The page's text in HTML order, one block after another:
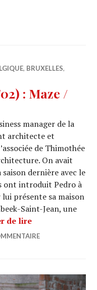
, BRUXELLES,
: Maze /
manager de la
architecte et
de Thimothée
On avait
dernière avec le
ont introduit Pedro à
présente sa maison
Saint-Jean, une
de lireARCHI URBAIN